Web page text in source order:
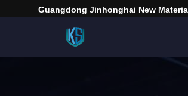
Guangdong Jinhonghai New